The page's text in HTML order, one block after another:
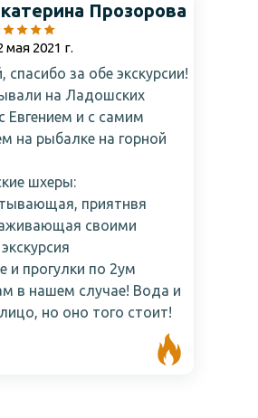
Прозорова
спасибо за обе экскурсии!
на Ладошских
Евгением и с самим
на рыбалке на горной
шхеры:
приятнвя
своими
и прогулки по 2ум
в нашем случае! Вода и
но оно того стоит!
мая 2021 г.